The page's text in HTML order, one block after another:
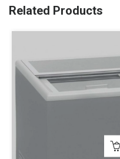
Related Products